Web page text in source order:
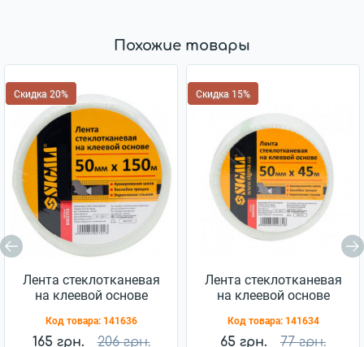
Похожие товары
Скидка 20%
Лента стеклотканевая
на клеевой основе
(8402701)
Код товара: 141636
165 грн. 206 грн.
Скидка 15%
Лента стеклотканевая
на клеевой основе
(8402681)
Код товара: 141634
65 грн. 77 грн.